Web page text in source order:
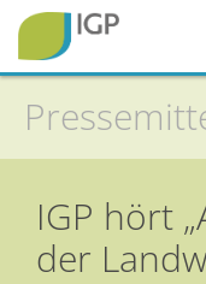
Startseite
Gesunde Pflanzen
IGP hört
der